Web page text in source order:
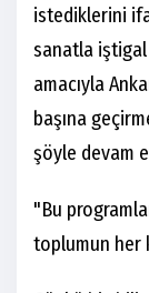
istediklerini
sanatla iştigal
amacıyla
başına
şöyle devam
"Bu
toplumun her